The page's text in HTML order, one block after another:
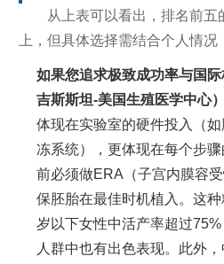
从上表可以看出，排名前五
上，但具体选择需结合个人情况
如果您追求极致成功率与国际
吉斯斯坦-美国生殖医学中心）
体现在实验室的硬件投入（
冻系统），更体现在每个步
前必须做ERA（子宫内膜容
保胚胎在最佳时机植入。这
岁以下女性中活产率超过
人群中也有出色表现。此外